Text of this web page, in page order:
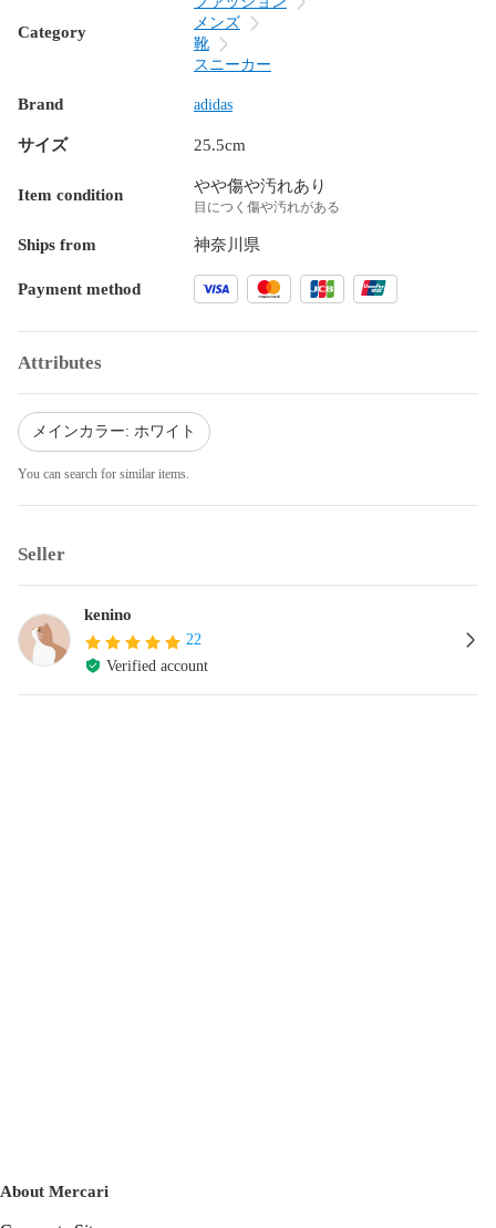
Category
メンズ
靴
スニーカー
Brand adidas
サイズ 25.5cm
Item condition やや傷や汚れあり
目につく傷や汚れがある
Ships from 神奈川県
Payment method
Attributes
メインカラー: ホワイト
You can search for similar items.
Seller
kenino
22
Verified account
About Mercari